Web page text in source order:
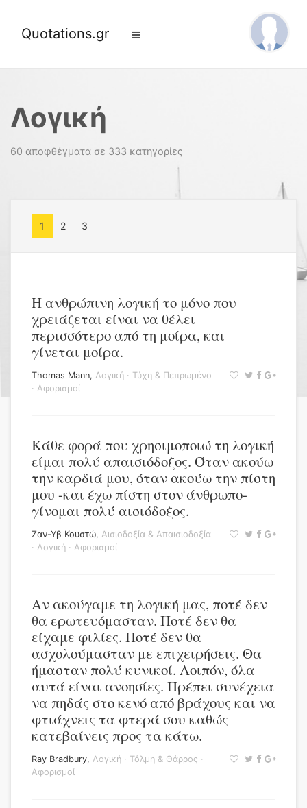
Quotations.gr
Λογική
60 αποφθέγματα σε 333 κατηγορίες
1 2 3
Η ανθρώπινη λογική το μόνο που
χρειάζεται είναι να θέλει
περισσότερο από τη μοίρα, και
γίνεται μοίρα.
Thomas Mann, Λογική · Τύχη & Πεπρωμένο
· Αφορισμοί
Κάθε φορά που χρησιμοποιώ τη λογική
είμαι πολύ απαισιόδοξος. Όταν ακούω
την καρδιά μου, όταν ακούω την πίστη
μου -και έχω πίστη στον άνθρωπο-
γίνομαι πολύ αισιόδοξος.
Ζαν-Υβ Κουστώ, Αισιοδοξία & Απαισιοδοξία
· Λογική · Αφορισμοί
Αν ακούγαμε τη λογική μας, ποτέ δεν
θα ερωτευόμασταν. Ποτέ δεν θα
είχαμε φιλίες. Ποτέ δεν θα
ασχολούμασταν με επιχειρήσεις. Θα
ήμασταν πολύ κυνικοί. Λοιπόν, όλα
αυτά είναι ανοησίες. Πρέπει συνέχεια
να πηδάς στο κενό από βράχους και να
φτιάχνεις τα φτερά σου καθώς
κατεβαίνεις προς τα κάτω.
Ray Bradbury, Λογική · Τόλμη & Θάρρος ·
Αφορισμοί